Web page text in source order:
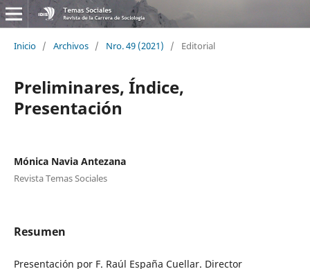
Inicio / Archivos / Nro. 49 (2021) / Editorial
Preliminares, Índice,
Presentación
Mónica Navia Antezana
Revista Temas Sociales
Resumen
Presentación por F. Raúl España Cuellar. Director